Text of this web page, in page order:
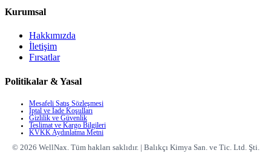
Kurumsal
Hakkımızda
İletişim
Fırsatlar
Politikalar & Yasal
Mesafeli Satış Sözleşmesi
İptal ve İade Koşulları
Gizlilik ve Güvenlik
Teslimat ve Kargo Bilgileri
KVKK Aydınlatma Metni
© 2026 WellNax. Tüm hakları saklıdır.| Balıkçı Kimya San. ve Tic. Ltd. Şti.